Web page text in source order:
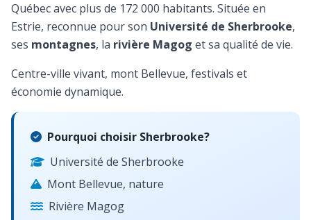
Québec avec plus de 172 000 habitants. Située en
Estrie, reconnue pour son Université de Sherbrooke,
ses montagnes, la rivière Magog et sa qualité de vie.
Centre-ville vivant, mont Bellevue, festivals et
économie dynamique.
Pourquoi choisir Sherbrooke?
Université de Sherbrooke
Mont Bellevue, nature
Rivière Magog